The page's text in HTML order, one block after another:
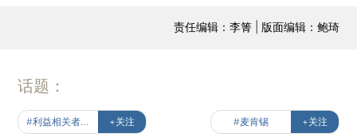
责任编辑：李箐 | 版面编辑：鲍琦
话题：
+关注 #麦肯锡 +关注